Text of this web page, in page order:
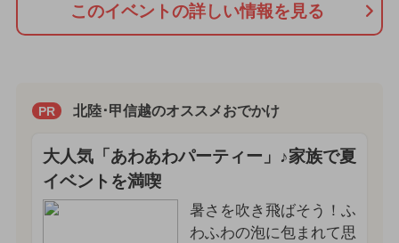
このイベントの詳しい情報を見る
PR 北陸･甲信越のオススメおでかけ
大人気「あわあわパーティー」♪家族で夏
イベントを満喫
暑さを吹き飛ばそう！ふ
わふわの泡に包まれて思